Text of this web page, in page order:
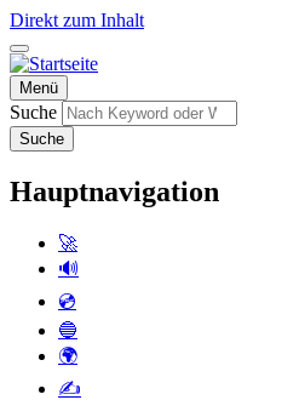
Direkt zum Inhalt
Menü
Suche
Suche
Hauptnavigation
🚀
🔊
💿
🔵
🌍
✍️